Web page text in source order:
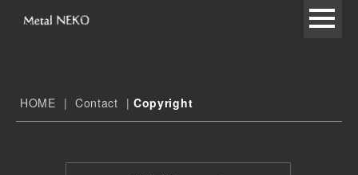
HOME | Contact | Copyright